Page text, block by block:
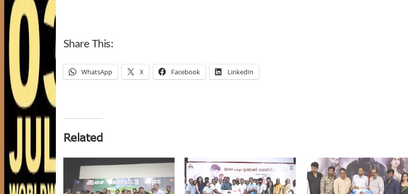
Share This:
WhatsApp X Facebook LinkedIn
Related